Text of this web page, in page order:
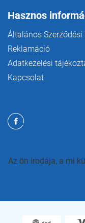
Hasznos
Általános Szerződési
Reklamáció
Adatkezelési
Kapcsolat
Az ön irodája, a mi